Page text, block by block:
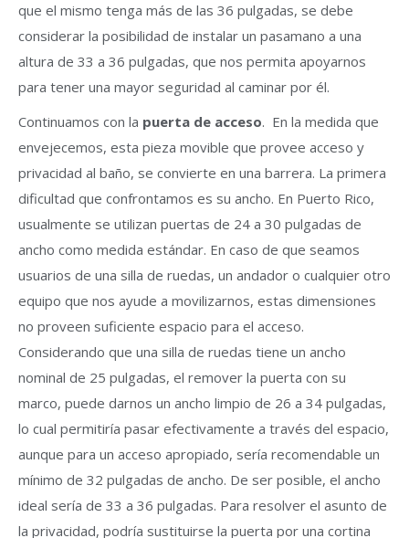
que el mismo tenga más de las 36 pulgadas, se debe
considerar la posibilidad de instalar un pasamano a una
altura de 33 a 36 pulgadas, que nos permita apoyarnos
para tener una mayor seguridad al caminar por él.
Continuamos con la puerta de acceso. En la medida que
envejecemos, esta pieza movible que provee acceso y
privacidad al baño, se convierte en una barrera. La primera
dificultad que confrontamos es su ancho. En Puerto Rico,
usualmente se utilizan puertas de 24 a 30 pulgadas de
ancho como medida estándar. En caso de que seamos
usuarios de una silla de ruedas, un andador o cualquier otro
equipo que nos ayude a movilizarnos, estas dimensiones
no proveen suficiente espacio para el acceso.
Considerando que una silla de ruedas tiene un ancho
nominal de 25 pulgadas, el remover la puerta con su
marco, puede darnos un ancho limpio de 26 a 34 pulgadas,
lo cual permitiría pasar efectivamente a través del espacio,
aunque para un acceso apropiado, sería recomendable un
mínimo de 32 pulgadas de ancho. De ser posible, el ancho
ideal sería de 33 a 36 pulgadas. Para resolver el asunto de
la privacidad, podría sustituirse la puerta por una cortina